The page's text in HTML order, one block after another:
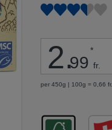
2.99
*
fr.
per 450g | 100g = 0,66 fr.